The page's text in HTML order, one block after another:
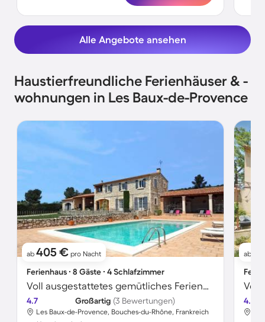
Alle Angebote ansehen
Haustierfreundliche Ferienhäuser & -
wohnungen in Les Baux-de-Provence
ab 405 € pro Nacht
Ferienhaus ∙ 8 Gäste ∙ 4 Schlafzimmer
Voll ausgestattetes gemütliches Ferienhaus mit Terrasse, Grill und privatem Pool | Naturblick | Haustiere erlaubt
4.7 Großartig (3 Bewertungen)
Les Baux-de-Provence, Bouches-du-Rhône, Frankreich
ab
4.8